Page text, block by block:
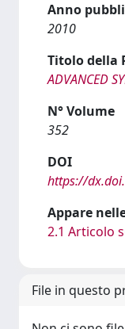
Anno
2010
Titolo della
ADVANCED
N° Volume
352
DOI
https://
Appare
2.1 Articolo
File in questo